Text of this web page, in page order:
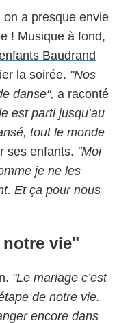
a presque envie
! Musique à fond,
Baudrand
la soirée. "Nos
danse", a raconté
est parti jusqu’au
tout le monde
ses enfants. "Moi
je ne les
Et ça pour nous
notre vie"
"Le mariage c’est
de notre vie.
encore dans